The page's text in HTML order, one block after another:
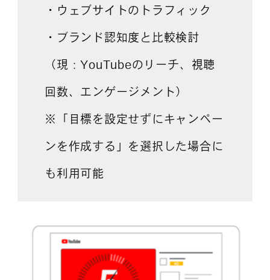
・ウェブサイトのトラフィック
・ブランド認知度と比較検討
（現：YouTubeのリーチ、視聴
回数、エンゲージメント）
※「目標を設定せずにキャンペー
ンを作成する」を選択した場合に
も利用可能